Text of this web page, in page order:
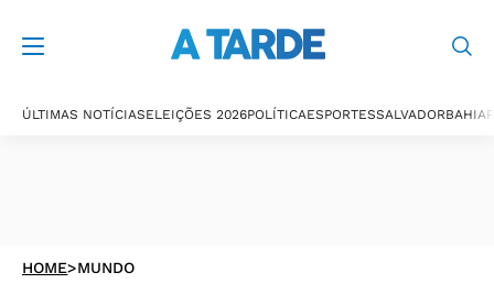
ÚLTIMAS NOTÍCIASELEIÇÕES 2026POLÍTICAESPORTESSALVADORBAHIA
HOME>MUNDO